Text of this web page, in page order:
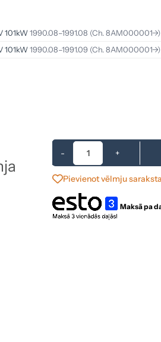
101kW1990.08–1991.08 (Ch. 8AM000001->)
101kW1990.08–1991.09 (Ch. 8AM000001->)
- +
Pievienot vēlmju
Maksā pa